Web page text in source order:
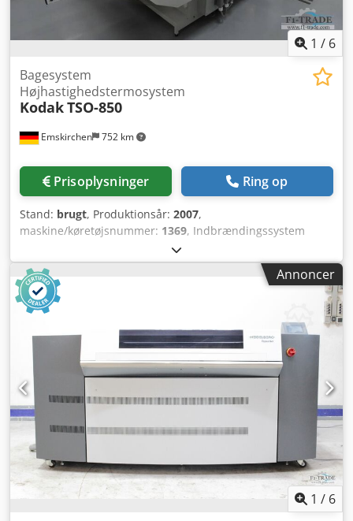
1 / 6
Emskirchen 752 km
Bagesystem
Højhastighedstermosystem
KodakTSO-850
Prisoplysninger Ring op
Stand: brugt, Produktionsår: 2007,
maskine/køretøjsnummer: 1369, Indbrændingssystem
Kodak TSO-850 High-Speed Thermo-System /
Bagningssystem Kodak-TSO-850 High-Speed Thermo-
System Årgang 2007 - Serienummer 1369 Arbejdsbredde /
Maks. arbejdsbredde: 850 mm Elektrisk tilslutning /
Strømforsyning: 400V / 50Hz / 40A Online videoinspektion
via Skype-video Csdoh Aya Ijpfx Acmjha Vi ser frem til dit
besøg – flere maskiner på lager Straks tilgængelig – kan
inspiceres På lager i Emskirchen / Nürnberg – kan afprøves
Annoncer
1 / 6